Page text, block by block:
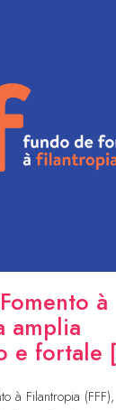
à
amplia
e fortale
à Filantropia (FFF),